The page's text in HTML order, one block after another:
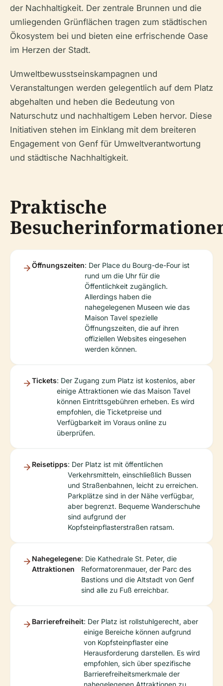
der Nachhaltigkeit. Der zentrale Brunnen und die
umliegenden Grünflächen tragen zum städtischen
Ökosystem bei und bieten eine erfrischende Oase
im Herzen der Stadt.
Umweltbewusstseinskampagnen und
Veranstaltungen werden gelegentlich auf dem Platz
abgehalten und heben die Bedeutung von
Naturschutz und nachhaltigem Leben hervor. Diese
Initiativen stehen im Einklang mit dem breiteren
Engagement von Genf für Umweltverantwortung
und städtische Nachhaltigkeit.
Praktische
Öffnungszeiten: Der Place du Bourg-de-Four ist
rund um die Uhr für die
Öffentlichkeit zugänglich.
Allerdings haben die
nahegelegenen Museen wie das
Maison Tavel spezielle
Öffnungszeiten, die auf ihren
offiziellen Websites eingesehen
werden können.
Tickets: Der Zugang zum Platz ist kostenlos, aber
einige Attraktionen wie das Maison Tavel
können Eintrittsgebühren erheben. Es wird
empfohlen, die Ticketpreise und
Verfügbarkeit im Voraus online zu
überprüfen.
Reisetipps: Der Platz ist mit öffentlichen
Verkehrsmitteln, einschließlich Bussen
und Straßenbahnen, leicht zu erreichen.
Parkplätze sind in der Nähe verfügbar,
aber begrenzt. Bequeme Wanderschuhe
sind aufgrund der
Kopfsteinpflasterstraßen ratsam.
Nahegelegene
Attraktionen
: Die Kathedrale St. Peter, die
Reformatorenmauer, der Parc des
Bastions und die Altstadt von Genf
sind alle zu Fuß erreichbar.
Barrierefreiheit: Der Platz ist rollstuhlgerecht, aber
einige Bereiche können aufgrund
von Kopfsteinpflaster eine
Herausforderung darstellen. Es wird
empfohlen, sich über spezifische
Barrierefreiheitsmerkmale der